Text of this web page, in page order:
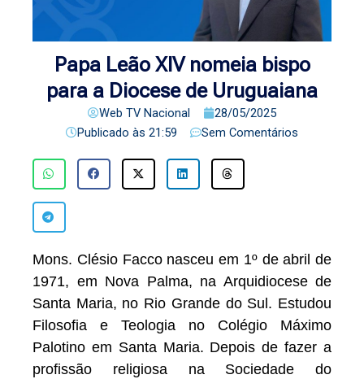
Papa Leão XIV nomeia bispo
para a Diocese de Uruguaiana
Web TV Nacional
28/05/2025
Publicado às 21:59 Sem Comentários
Mons. Clésio Facco nasceu em 1º de abril de
1971, em Nova Palma, na Arquidiocese de
Santa Maria, no Rio Grande do Sul. Estudou
Filosofia e Teologia no Colégio Máximo
Palotino em Santa Maria. Depois de fazer a
profissão religiosa na Sociedade do